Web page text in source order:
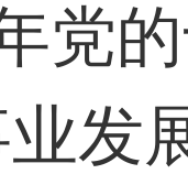
党
发